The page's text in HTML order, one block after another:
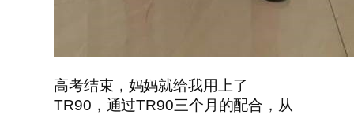
高考结束，妈妈就给我用上了
TR90，通过TR90三个月的配合，从